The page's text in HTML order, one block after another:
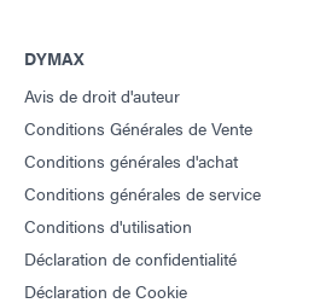
DYMAX
Avis de droit d'auteur
Conditions Générales de Vente
Conditions générales d'achat
Conditions générales de service
Conditions d'utilisation
Déclaration de confidentialité
Déclaration de Cookie